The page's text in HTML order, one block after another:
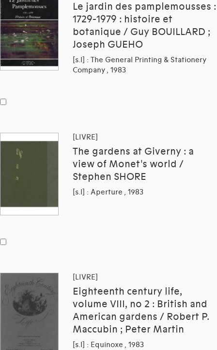
Le jardin des pamplemousses :
1729-1979 : histoire et
botanique / Guy BOUILLARD ;
Joseph GUEHO
[s.l] : The General Printing & Stationery
Company , 1983
[LIVRE]
The gardens at Giverny : a
view of Monet's world /
Stephen SHORE
[s.l] : Aperture , 1983
[LIVRE]
Eighteenth century life,
volume VIII, no 2 : British and
American gardens / Robert P.
Maccubin ; Peter Martin
[s.l] : Equinoxe , 1983